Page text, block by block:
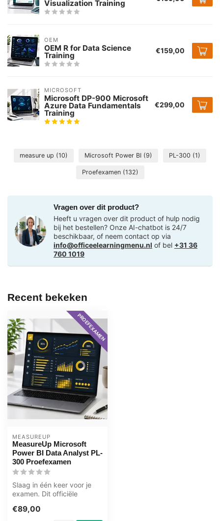
Visualization Training
OEM
OEM R for Data Science
Training €159,00
MICROSOFT
Microsoft DP-900 Microsoft
Azure Data Fundamentals
Training
€299,00
measure up (10) Microsoft Power BI (9) PL-300 (1)
Proefexamen (132)
Vragen over dit product?
Heeft u vragen over dit product of hulp nodig
bij het bestellen? Onze AI-chatbot is 24/7
beschikbaar, of neem contact op via
info@officeelearningmenu.nl of bel +31 36
760 1019
Recent bekeken
PROEFEXAMEN
MEASUREUP
MeasureUp Microsoft
Power BI Data Analyst PL-
300 Proefexamen
Slaag in één keer voor je
examen. Dit officiële
simuleert ...
€89,00